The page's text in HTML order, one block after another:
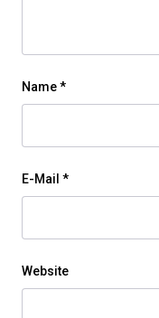
Name*
E-Mail *
Website